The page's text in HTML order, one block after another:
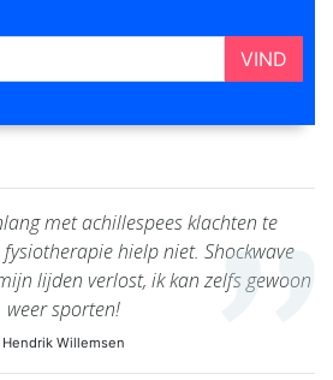
VIND
met achillespees klachten te
hielp niet. Shockwave
lijden verlost, ik kan zelfs gewoon
weer sporten!
Hendrik Willemsen